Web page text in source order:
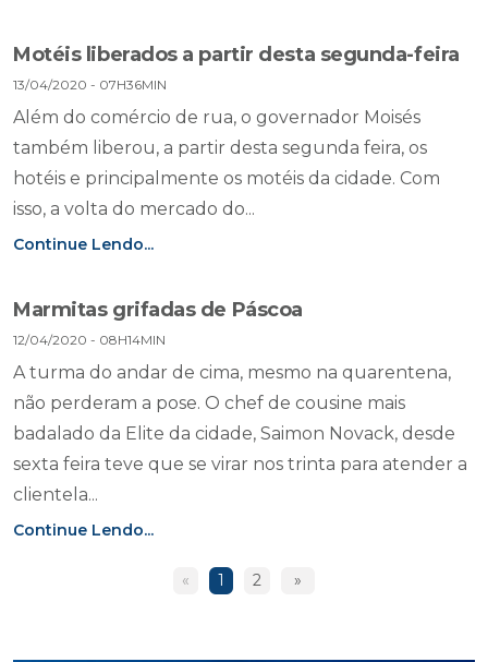
Motéis liberados a partir desta segunda-feira
13/04/2020 - 07H36MIN
Além do comércio de rua, o governador Moisés
também liberou, a partir desta segunda feira, os
hotéis e principalmente os motéis da cidade. Com
isso, a volta do mercado do...
Continue Lendo...
Marmitas grifadas de Páscoa
12/04/2020 - 08H14MIN
A turma do andar de cima, mesmo na quarentena,
não perderam a pose. O chef de cousine mais
badalado da Elite da cidade, Saimon Novack, desde
sexta feira teve que se virar nos trinta para atender a
clientela...
Continue Lendo...
« 1 2 »